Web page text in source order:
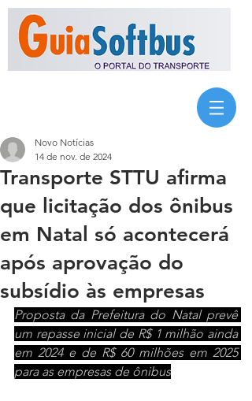
Transporte STTU afirma
que licitação dos ônibus
em Natal só acontecerá
após aprovação do
subsídio às empresas
Novo Notícias
14 de nov. de 2024
Proposta da Prefeitura do Natal prevê
um repasse inicial de R$ 1 milhão ainda
em 2024 e de R$ 60 milhões em 2025
para as empresas de ônibus